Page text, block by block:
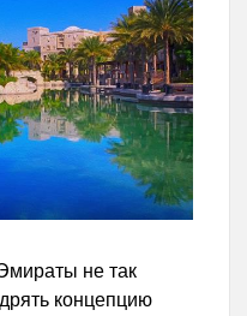
не так
концепцию